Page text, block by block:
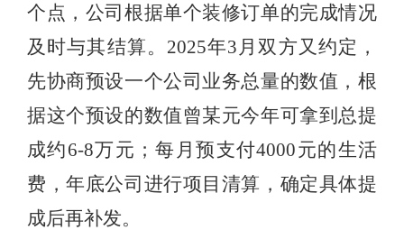
个点，公司根据单个装修订单的完成情况
及时与其结算。2025年3月双方又约定，
先协商预设一个公司业务总量的数值，根
据这个预设的数值曾某元今年可拿到总提
成约6-8万元；每月预支付4000元的生活
费，年底公司进行项目清算，确定具体提
成后再补发。